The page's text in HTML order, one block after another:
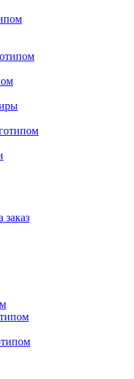
заказ